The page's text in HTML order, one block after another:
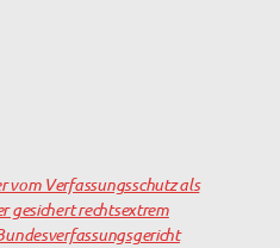
vom Verfassungsschutz als
gesichert rechtsextrem